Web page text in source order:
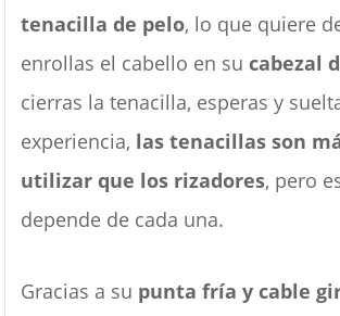
tenacilla de pelo, lo que quiere
enrollas el cabello en su cabezal
cierras la tenacilla, esperas y
experiencia, las tenacillas son
utilizar que los rizadores, pero
depende de cada una.
Gracias a su punta fría y cable